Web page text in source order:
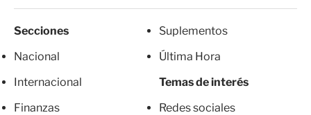
Secciones
Nacional
Internacional
Finanzas
Suplementos
Última Hora
Temas de interés
Redes sociales